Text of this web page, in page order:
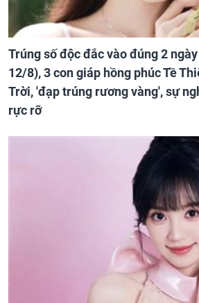
Trúng số độc đắc vào đúng 2
12/8), 3 con giáp hồng phúc Tề
Trời, 'đạp trúng rương vàng', sự
rực rỡ